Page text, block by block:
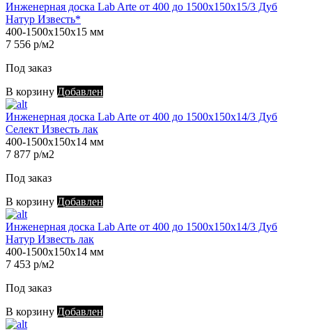
Инженерная доска Lab Arte от 400 до 1500х150х15/3 Дуб
Натур Известь*
400-1500х150х15 мм
7 556 р/м2
Под заказ
В корзину Добавлен
Инженерная доска Lab Arte от 400 до 1500х150х14/3 Дуб
Селект Известь лак
400-1500х150х14 мм
7 877 р/м2
Под заказ
В корзину Добавлен
Инженерная доска Lab Arte от 400 до 1500х150х14/3 Дуб
Натур Известь лак
400-1500х150х14 мм
7 453 р/м2
Под заказ
В корзину Добавлен